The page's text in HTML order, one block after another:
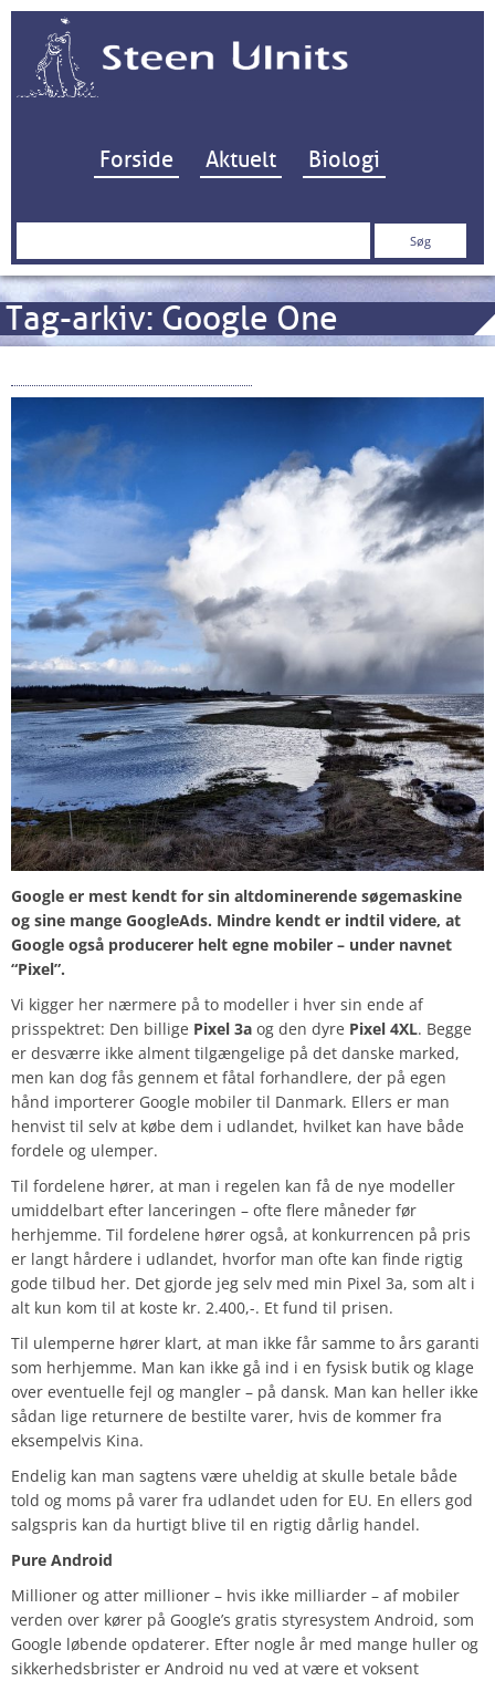
Hop til indhold
Forside Aktuelt Biologi
Søg
Tag-arkiv: Google One
Google er mest kendt for sin altdominerende søgemaskine
og sine mange GoogleAds. Mindre kendt er indtil videre, at
Google også producerer helt egne mobiler – under navnet
“Pixel”.
Vi kigger her nærmere på to modeller i hver sin ende af
prisspektret: Den billige Pixel 3a og den dyre Pixel 4XL. Begge
er desværre ikke alment tilgængelige på det danske marked,
men kan dog fås gennem et fåtal forhandlere, der på egen
hånd importerer Google mobiler til Danmark. Ellers er man
henvist til selv at købe dem i udlandet, hvilket kan have både
fordele og ulemper.
Til fordelene hører, at man i regelen kan få de nye modeller
umiddelbart efter lanceringen – ofte flere måneder før
herhjemme. Til fordelene hører også, at konkurrencen på pris
er langt hårdere i udlandet, hvorfor man ofte kan finde rigtig
gode tilbud her. Det gjorde jeg selv med min Pixel 3a, som alt i
alt kun kom til at koste kr. 2.400,-. Et fund til prisen.
Til ulemperne hører klart, at man ikke får samme to års garanti
som herhjemme. Man kan ikke gå ind i en fysisk butik og klage
over eventuelle fejl og mangler – på dansk. Man kan heller ikke
sådan lige returnere de bestilte varer, hvis de kommer fra
eksempelvis Kina.
Endelig kan man sagtens være uheldig at skulle betale både
told og moms på varer fra udlandet uden for EU. En ellers god
salgspris kan da hurtigt blive til en rigtig dårlig handel.
Pure Android
Millioner og atter millioner – hvis ikke milliarder – af mobiler
verden over kører på Google’s gratis styresystem Android, som
Google løbende opdaterer. Efter nogle år med mange huller og
sikkerhedsbrister er Android nu ved at være et voksent